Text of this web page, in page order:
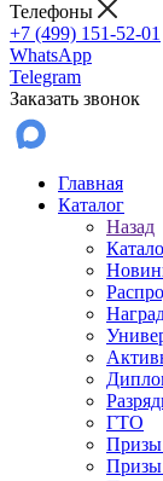
Телефоны
+7 (499) 151-52-01
WhatsApp
Telegram
Заказать звонок
Главная
Каталог
Назад
ГТО
Призы
Призы